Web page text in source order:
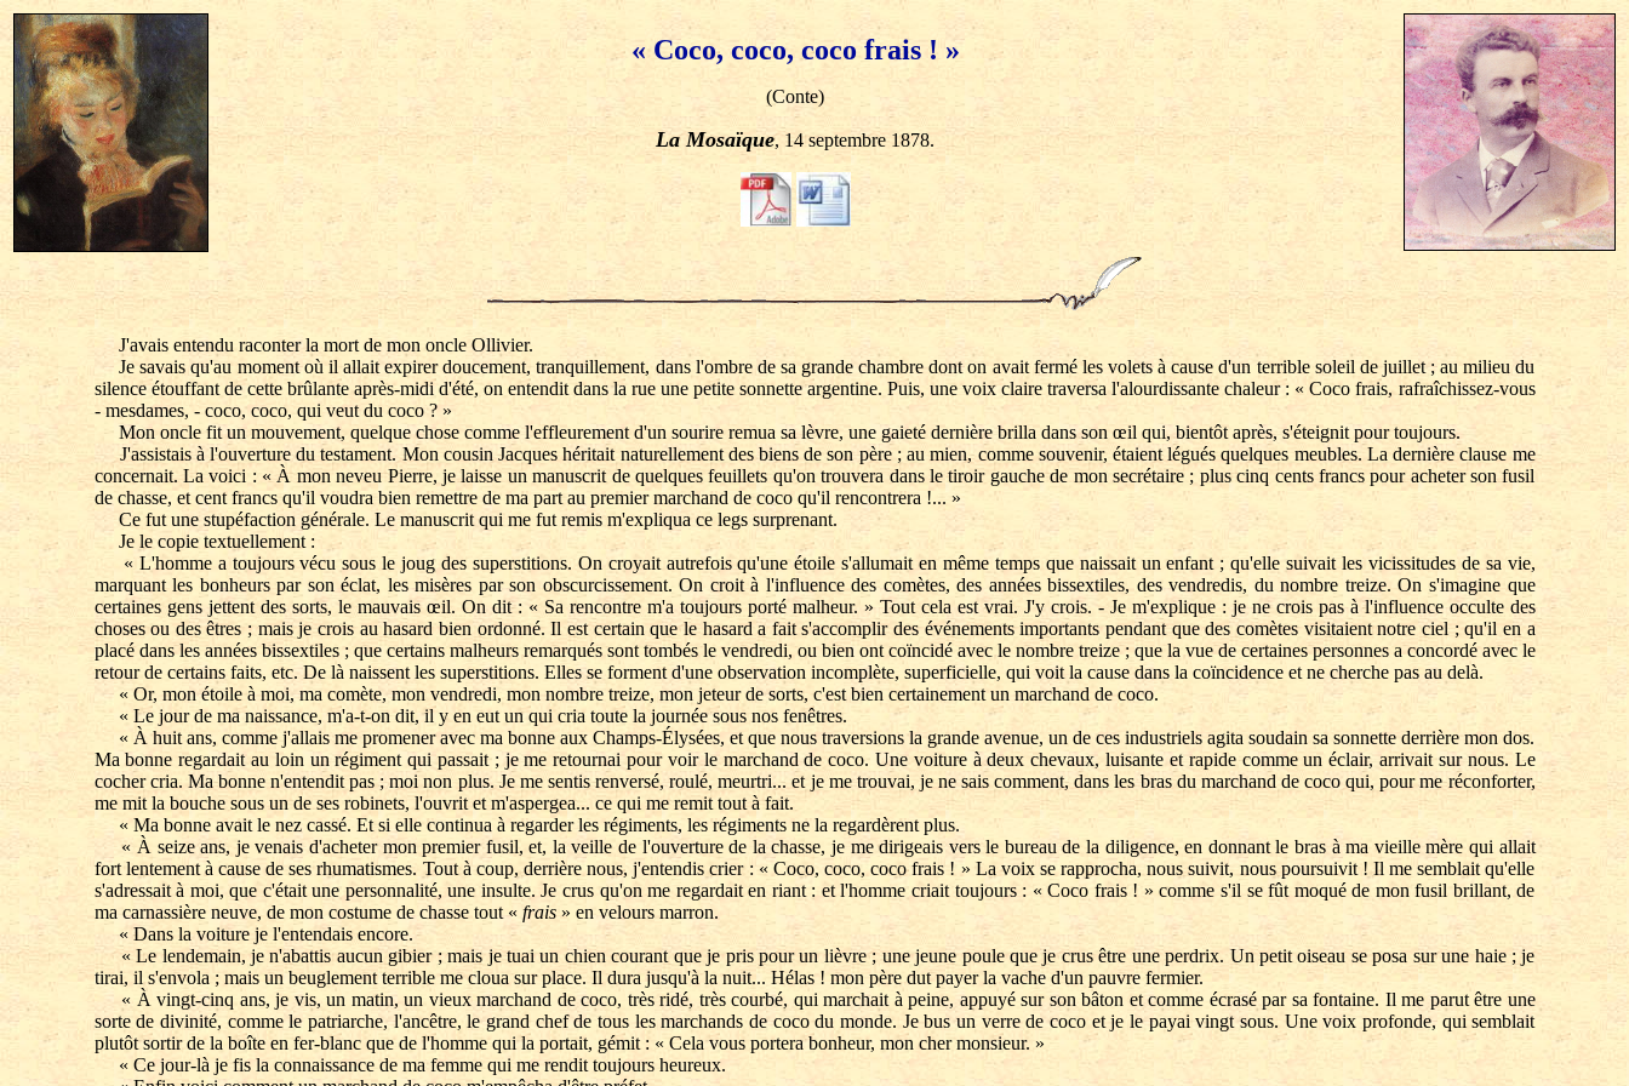
« Coco, coco, coco frais ! »
(Conte)
La Mosaïque, 14 septembre 1878.
J'avais entendu raconter la mort de mon oncle Ollivier.
Je savais qu'au moment où il allait expirer doucement, tranquillement, dans l'ombre de sa grande chambre dont on avait fermé les volets à cause d'un terrible soleil de juillet ; au milieu du
silence étouffant de cette brûlante après-midi d'été, on entendit dans la rue une petite sonnette argentine. Puis, une voix claire traversa l'alourdissante chaleur : « Coco frais, rafraîchissez-vous
- mesdames, - coco, coco, qui veut du coco ? »
Mon oncle fit un mouvement, quelque chose comme l'effleurement d'un sourire remua sa lèvre, une gaieté dernière brilla dans son œil qui, bientôt après, s'éteignit pour toujours.
J'assistais à l'ouverture du testament. Mon cousin Jacques héritait naturellement des biens de son père ; au mien, comme souvenir, étaient légués quelques meubles. La dernière clause me
concernait. La voici : « À mon neveu Pierre, je laisse un manuscrit de quelques feuillets qu'on trouvera dans le tiroir gauche de mon secrétaire ; plus cinq cents francs pour acheter son fusil
de chasse, et cent francs qu'il voudra bien remettre de ma part au premier marchand de coco qu'il rencontrera !... »
Ce fut une stupéfaction générale. Le manuscrit qui me fut remis m'expliqua ce legs surprenant.
Je le copie textuellement :
« L'homme a toujours vécu sous le joug des superstitions. On croyait autrefois qu'une étoile s'allumait en même temps que naissait un enfant ; qu'elle suivait les vicissitudes de sa vie,
marquant les bonheurs par son éclat, les misères par son obscurcissement. On croit à l'influence des comètes, des années bissextiles, des vendredis, du nombre treize. On s'imagine que
certaines gens jettent des sorts, le mauvais œil. On dit : « Sa rencontre m'a toujours porté malheur. » Tout cela est vrai. J'y crois. - Je m'explique : je ne crois pas à l'influence occulte des
choses ou des êtres ; mais je crois au hasard bien ordonné. Il est certain que le hasard a fait s'accomplir des événements importants pendant que des comètes visitaient notre ciel ; qu'il en a
placé dans les années bissextiles ; que certains malheurs remarqués sont tombés le vendredi, ou bien ont coïncidé avec le nombre treize ; que la vue de certaines personnes a concordé avec le
retour de certains faits, etc. De là naissent les superstitions. Elles se forment d'une observation incomplète, superficielle, qui voit la cause dans la coïncidence et ne cherche pas au delà.
« Or, mon étoile à moi, ma comète, mon vendredi, mon nombre treize, mon jeteur de sorts, c'est bien certainement un marchand de coco.
« Le jour de ma naissance, m'a-t-on dit, il y en eut un qui cria toute la journée sous nos fenêtres.
« À huit ans, comme j'allais me promener avec ma bonne aux Champs-Élysées, et que nous traversions la grande avenue, un de ces industriels agita soudain sa sonnette derrière mon dos.
Ma bonne regardait au loin un régiment qui passait ; je me retournai pour voir le marchand de coco. Une voiture à deux chevaux, luisante et rapide comme un éclair, arrivait sur nous. Le
cocher cria. Ma bonne n'entendit pas ; moi non plus. Je me sentis renversé, roulé, meurtri... et je me trouvai, je ne sais comment, dans les bras du marchand de coco qui, pour me réconforter,
me mit la bouche sous un de ses robinets, l'ouvrit et m'aspergea... ce qui me remit tout à fait.
« Ma bonne avait le nez cassé. Et si elle continua à regarder les régiments, les régiments ne la regardèrent plus.
« À seize ans, je venais d'acheter mon premier fusil, et, la veille de l'ouverture de la chasse, je me dirigeais vers le bureau de la diligence, en donnant le bras à ma vieille mère qui allait
fort lentement à cause de ses rhumatismes. Tout à coup, derrière nous, j'entendis crier : « Coco, coco, coco frais ! » La voix se rapprocha, nous suivit, nous poursuivit ! Il me semblait qu'elle
s'adressait à moi, que c'était une personnalité, une insulte. Je crus qu'on me regardait en riant : et l'homme criait toujours : « Coco frais ! » comme s'il se fût moqué de mon fusil brillant, de
ma carnassière neuve, de mon costume de chasse tout « frais» en velours marron.
« Dans la voiture je l'entendais encore.
« Le lendemain, je n'abattis aucun gibier ; mais je tuai un chien courant que je pris pour un lièvre ; une jeune poule que je crus être une perdrix. Un petit oiseau se posa sur une haie ; je
tirai, il s'envola ; mais un beuglement terrible me cloua sur place. Il dura jusqu'à la nuit... Hélas ! mon père dut payer la vache d'un pauvre fermier.
« À vingt-cinq ans, je vis, un matin, un vieux marchand de coco, très ridé, très courbé, qui marchait à peine, appuyé sur son bâton et comme écrasé par sa fontaine. Il me parut être une
sorte de divinité, comme le patriarche, l'ancêtre, le grand chef de tous les marchands de coco du monde. Je bus un verre de coco et je le payai vingt sous. Une voix profonde, qui semblait
plutôt sortir de la boîte en fer-blanc que de l'homme qui la portait, gémit : « Cela vous portera bonheur, mon cher monsieur. »
« Ce jour-là je fis la connaissance de ma femme qui me rendit toujours heureux.